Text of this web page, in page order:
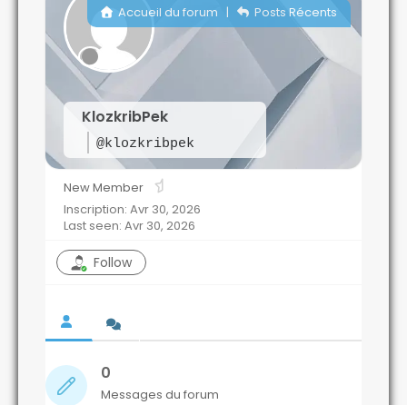
KlozkribPek
@klozkribpek
Accueil du forum | Posts Récents
New Member
Inscription: Avr 30, 2026
Last seen: Avr 30, 2026
Follow
0
Messages du forum